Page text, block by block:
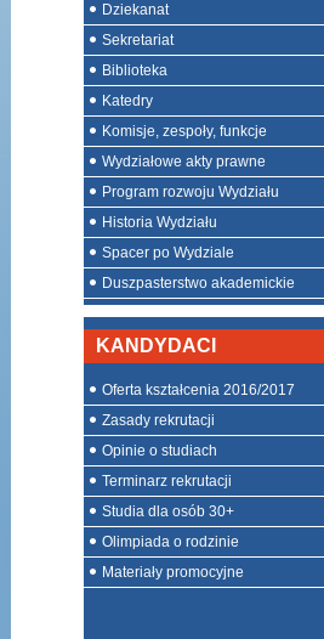
Dziekanat
Sekretariat
Biblioteka
Katedry
Komisje, zespoły, funkcje
Wydziałowe akty prawne
Program rozwoju Wydziału
Historia Wydziału
Spacer po Wydziale
Duszpasterstwo akademickie
KANDYDACI
Oferta kształcenia 2016/2017
Zasady rekrutacji
Opinie o studiach
Terminarz rekrutacji
Studia dla osób 30+
Olimpiada o rodzinie
Materiały promocyjne